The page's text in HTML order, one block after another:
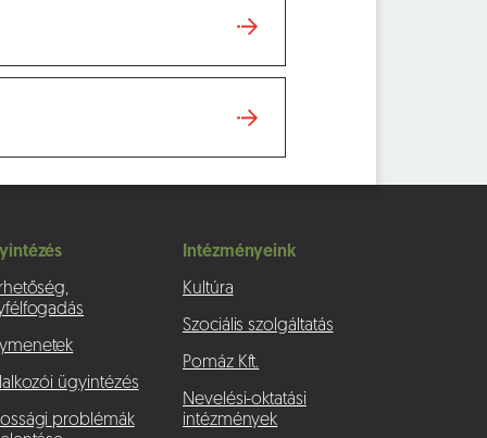
ügyintézés
problémák
Intézményeink
Kultúra
Szociális szolgáltatás
Pomáz Kft.
Nevelési-oktatási
intézmények